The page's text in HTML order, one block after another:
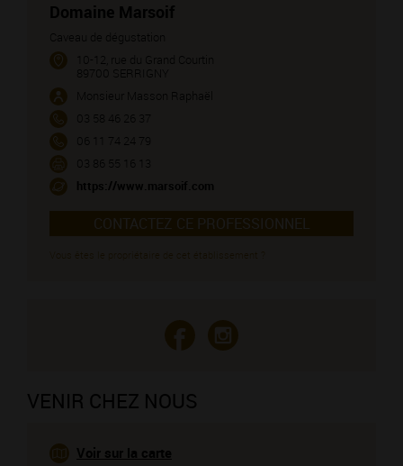
Domaine Marsoif
Caveau de dégustation
10-12, rue du Grand Courtin
89700 SERRIGNY
Monsieur Masson Raphaël
03 58 46 26 37
06 11 74 24 79
03 86 55 16 13
https://www.marsoif.com
CONTACTEZ CE PROFESSIONNEL
VENIR CHEZ NOUS
Voir sur la carte